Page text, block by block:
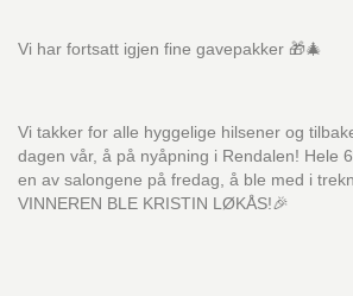
Vi har fortsatt igjen fine gavepakker 🎁🎄
Vi takker for alle hyggelige hilsener og
dagen vår, å på nyåpning i Rendalen! Hele
en av salongene på fredag, å ble med i
VINNEREN BLE KRISTIN LØKÅS!🎉